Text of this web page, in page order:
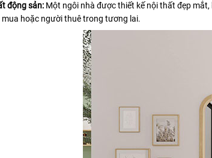
động sản: Một ngôi nhà được thiết kế nội thất đẹp
hoặc người thuê trong tương lai.